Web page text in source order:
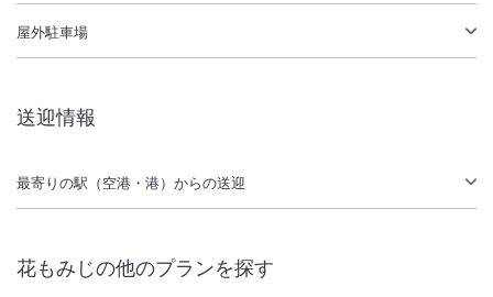
屋外駐車場
送迎情報
最寄りの駅（空港・港）からの送迎
花もみじの他のプランを探す